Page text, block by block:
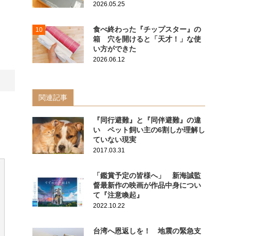
2026.05.25
10
食べ終わった『チップスター』の
箱 穴を開けると「天才！」な使
い方ができた
2026.06.12
関連記事
『同行避難』と『同伴避難』の違
い ペット飼い主の6割しか理解し
ていない現実
2017.03.31
「鑑賞予定の皆様へ」 新海誠監
督最新作の映画が作品中身につい
て『注意喚起』
2022.10.22
台湾へ恩返しを！ 地震の緊急支